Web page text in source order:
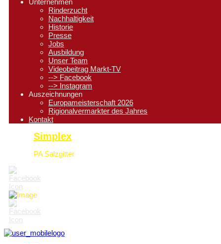
Unternehmen
Rinderzucht
Nachhaltigkeit
Historie
Presse
Jobs
Ausbildung
Unser Team
Videobeitrag Markt-TV
--> Facebook
--> Instagram
Auszeichnungen
Europameisterschaft 2026
Rigionalvermarkter des Jahres
Kontakt
Simplex
PA Salzgitter